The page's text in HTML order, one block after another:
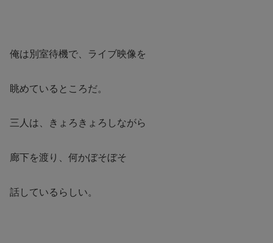
俺は別室待機で、ライブ映像を
眺めているところだ。
三人は、きょろきょろしながら
廊下を渡り、何かぼそぼそ
話しているらしい。